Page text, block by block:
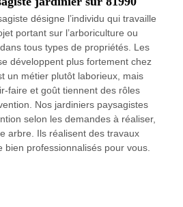
désigne l’individu qui travaille
portant sur l’arboriculture ou
tous types de propriétés. Les
développent plus fortement chez
un métier plutôt laborieux, mais
faire et goût tiennent des rôles
Nos jardiniers paysagistes
selon les demandes à réaliser,
arbre. Ils réalisent des travaux
professionnalisés pour vous.